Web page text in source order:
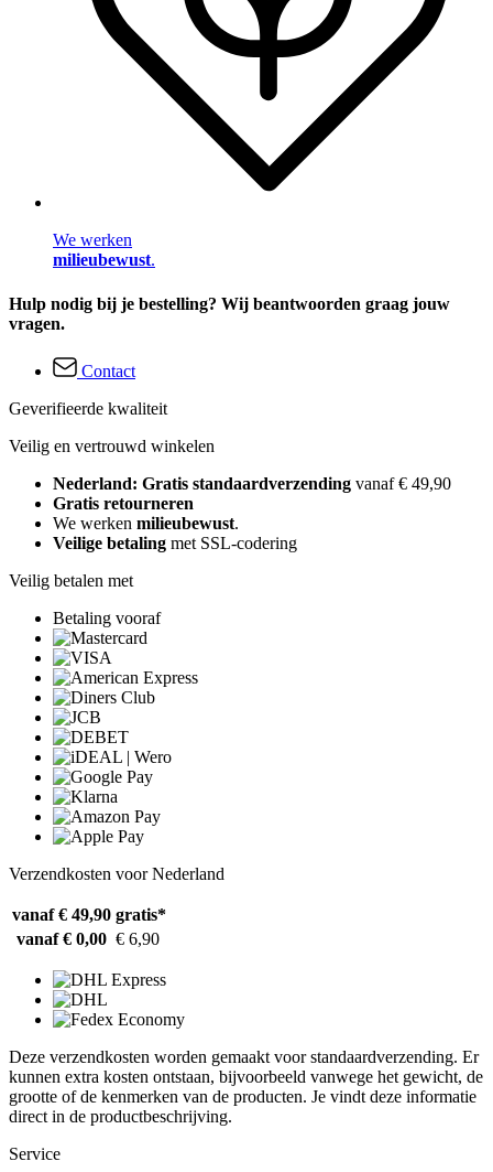
We werken
milieubewust.
Hulp nodig bij je bestelling? Wij beantwoorden graag jouw
vragen.
Contact
Geverifieerde kwaliteit
Veilig en vertrouwd winkelen
Nederland: Gratis standaardverzending vanaf € 49,90
Gratis retourneren
We werken milieubewust.
Veilige betaling met SSL-codering
Veilig betalen met
Betaling vooraf
Verzendkosten voor Nederland
vanaf € 49,90 gratis*
vanaf € 0,00 € 6,90
Deze verzendkosten worden gemaakt voor standaardverzending. Er
kunnen extra kosten ontstaan, bijvoorbeeld vanwege het gewicht, de
grootte of de kenmerken van de producten. Je vindt deze informatie
direct in de productbeschrijving.
Service